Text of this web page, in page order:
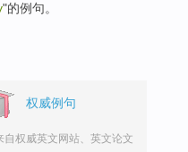
"的例句。
权威例句
自权威英文网站、英文论文